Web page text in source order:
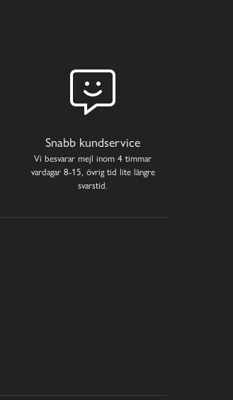
Snabb kundservice
Vi besvarar mejl inom 4 timmar
vardagar 8-15, övrig tid lite längre
svarstid.